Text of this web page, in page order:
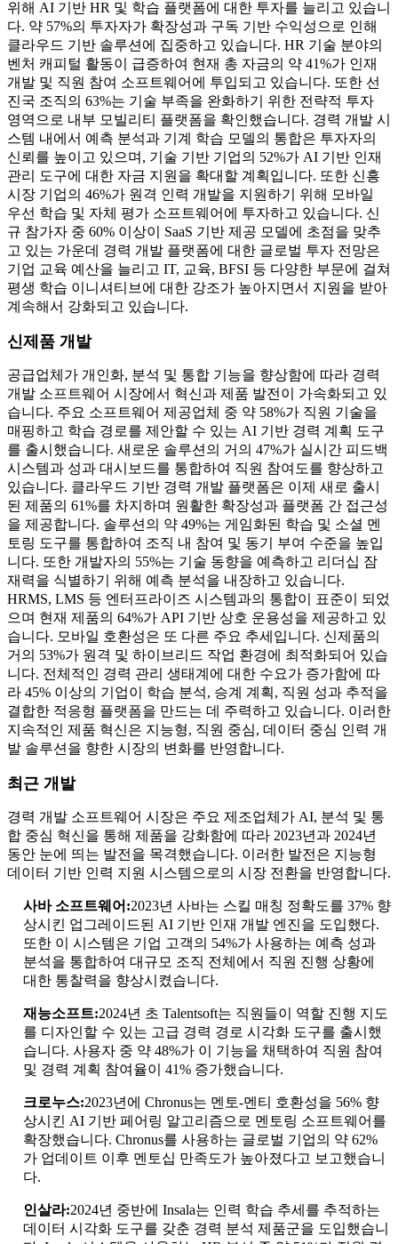
위해 AI 기반 HR 및 학습 플랫폼에 대한 투자를 늘리고 있습니
다. 약 57%의 투자자가 확장성과 구독 기반 수익성으로 인해
클라우드 기반 솔루션에 집중하고 있습니다. HR 기술 분야의
벤처 캐피털 활동이 급증하여 현재 총 자금의 약 41%가 인재
개발 및 직원 참여 소프트웨어에 투입되고 있습니다. 또한 선
진국 조직의 63%는 기술 부족을 완화하기 위한 전략적 투자
영역으로 내부 모빌리티 플랫폼을 확인했습니다. 경력 개발 시
스템 내에서 예측 분석과 기계 학습 모델의 통합은 투자자의
신뢰를 높이고 있으며, 기술 기반 기업의 52%가 AI 기반 인재
관리 도구에 대한 자금 지원을 확대할 계획입니다. 또한 신흥
시장 기업의 46%가 원격 인력 개발을 지원하기 위해 모바일
우선 학습 및 자체 평가 소프트웨어에 투자하고 있습니다. 신
규 참가자 중 60% 이상이 SaaS 기반 제공 모델에 초점을 맞추
고 있는 가운데 경력 개발 플랫폼에 대한 글로벌 투자 전망은
기업 교육 예산을 늘리고 IT, 교육, BFSI 등 다양한 부문에 걸쳐
평생 학습 이니셔티브에 대한 강조가 높아지면서 지원을 받아
계속해서 강화되고 있습니다.
신제품 개발
공급업체가 개인화, 분석 및 통합 기능을 향상함에 따라 경력
개발 소프트웨어 시장에서 혁신과 제품 발전이 가속화되고 있
습니다. 주요 소프트웨어 제공업체 중 약 58%가 직원 기술을
매핑하고 학습 경로를 제안할 수 있는 AI 기반 경력 계획 도구
를 출시했습니다. 새로운 솔루션의 거의 47%가 실시간 피드백
시스템과 성과 대시보드를 통합하여 직원 참여도를 향상하고
있습니다. 클라우드 기반 경력 개발 플랫폼은 이제 새로 출시
된 제품의 61%를 차지하며 원활한 확장성과 플랫폼 간 접근성
을 제공합니다. 솔루션의 약 49%는 게임화된 학습 및 소셜 멘
토링 도구를 통합하여 조직 내 참여 및 동기 부여 수준을 높입
니다. 또한 개발자의 55%는 기술 동향을 예측하고 리더십 잠
재력을 식별하기 위해 예측 분석을 내장하고 있습니다.
HRMS, LMS 등 엔터프라이즈 시스템과의 통합이 표준이 되었
으며 현재 제품의 64%가 API 기반 상호 운용성을 제공하고 있
습니다. 모바일 호환성은 또 다른 주요 추세입니다. 신제품의
거의 53%가 원격 및 하이브리드 작업 환경에 최적화되어 있습
니다. 전체적인 경력 관리 생태계에 대한 수요가 증가함에 따
라 45% 이상의 기업이 학습 분석, 승계 계획, 직원 성과 추적을
결합한 적응형 플랫폼을 만드는 데 주력하고 있습니다. 이러한
지속적인 제품 혁신은 지능형, 직원 중심, 데이터 중심 인력 개
발 솔루션을 향한 시장의 변화를 반영합니다.
최근 개발
경력 개발 소프트웨어 시장은 주요 제조업체가 AI, 분석 및 통
합 중심 혁신을 통해 제품을 강화함에 따라 2023년과 2024년
동안 눈에 띄는 발전을 목격했습니다. 이러한 발전은 지능형
데이터 기반 인력 지원 시스템으로의 시장 전환을 반영합니다.
사바 소프트웨어:2023년 사바는 스킬 매칭 정확도를 37% 향
상시킨 업그레이드된 AI 기반 인재 개발 엔진을 도입했다.
또한 이 시스템은 기업 고객의 54%가 사용하는 예측 성과
분석을 통합하여 대규모 조직 전체에서 직원 진행 상황에
대한 통찰력을 향상시켰습니다.
재능소프트:2024년 초 Talentsoft는 직원들이 역할 진행 지도
를 디자인할 수 있는 고급 경력 경로 시각화 도구를 출시했
습니다. 사용자 중 약 48%가 이 기능을 채택하여 직원 참여
및 경력 계획 참여율이 41% 증가했습니다.
크로누스:2023년에 Chronus는 멘토-멘티 호환성을 56% 향
상시킨 AI 기반 페어링 알고리즘으로 멘토링 소프트웨어를
확장했습니다. Chronus를 사용하는 글로벌 기업의 약 62%
가 업데이트 이후 멘토십 만족도가 높아졌다고 보고했습니
다.
인살라:2024년 중반에 Insala는 인력 학습 추세를 추적하는
데이터 시각화 도구를 갖춘 경력 분석 제품군을 도입했습니